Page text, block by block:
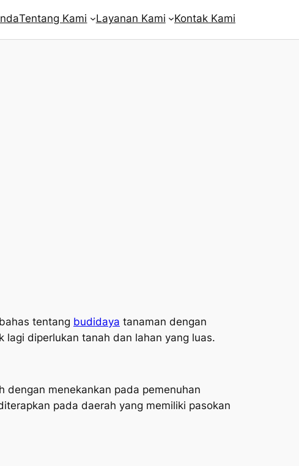
Tentang Kami Layanan Kami Kontak Kami
tentang budidaya tanaman dengan
diperlukan tanah dan lahan yang luas.
dengan menekankan pada pemenuhan
pada daerah yang memiliki pasokan